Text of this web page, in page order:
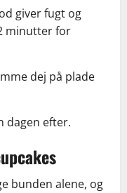
giver fugt og
minutter for
dej på plade
dagen efter.
bunden alene, og